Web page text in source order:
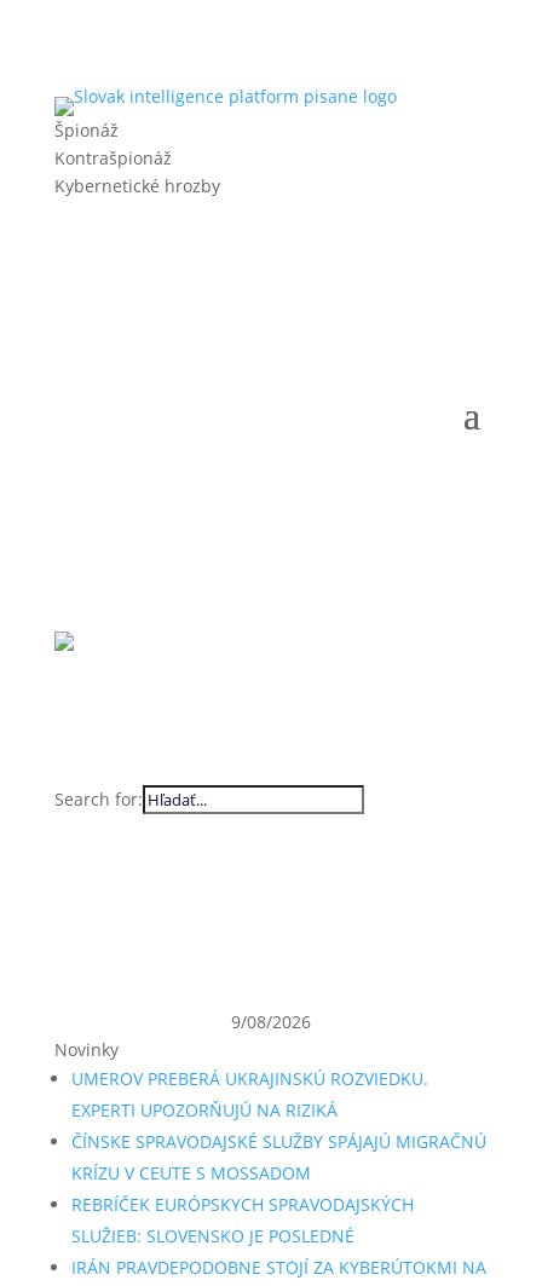
Špionáž
Kontrašpionáž
Kybernetické hrozby
Search for:
9/08/2026
Novinky
UMEROV PREBERÁ UKRAJINSKÚ ROZVIEDKU.
EXPERTI UPOZORŇUJÚ NA RIZIKÁ
ČÍNSKE SPRAVODAJSKÉ SLUŽBY SPÁJAJÚ MIGRAČNÚ
KRÍZU V CEUTE S MOSSADOM
REBRÍČEK EURÓPSKYCH SPRAVODAJSKÝCH
SLUŽIEB: SLOVENSKO JE POSLEDNÉ
IRÁN PRAVDEPODOBNE STOJÍ ZA KYBERÚTOKMI NA